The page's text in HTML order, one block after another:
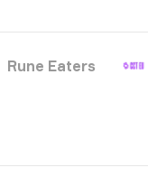
Rune Eaters